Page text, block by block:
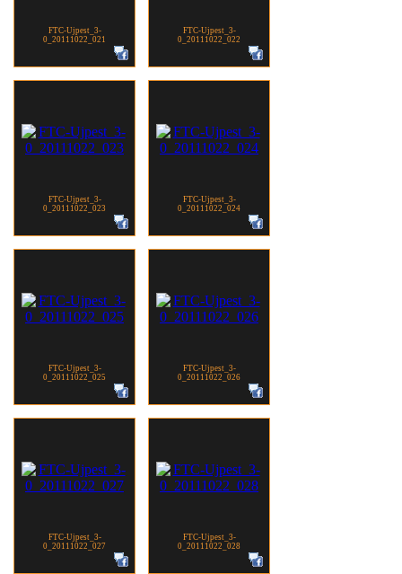
FTC-Ujpest_3-
0_20111022_021
FTC-Ujpest_3-
0_20111022_022
FTC-Ujpest_3-
0_20111022_023
FTC-Ujpest_3-
0_20111022_024
FTC-Ujpest_3-
0_20111022_025
FTC-Ujpest_3-
0_20111022_026
FTC-Ujpest_3-
0_20111022_027
FTC-Ujpest_3-
0_20111022_028